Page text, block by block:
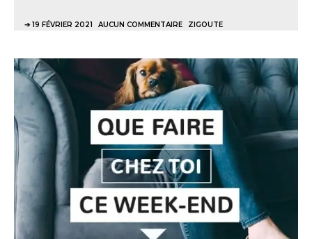
19 FÉVRIER 2021 AUCUN COMMENTAIRE ZIGOUTE